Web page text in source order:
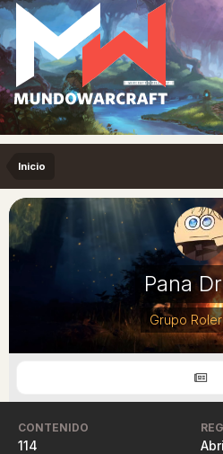
Inicio
Pana
Grupo
CONTENIDO
114